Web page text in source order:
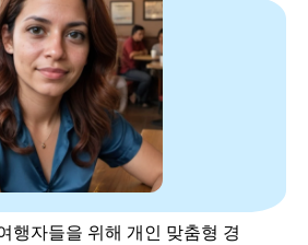
행자들을 위해 개인 맞춤형 경